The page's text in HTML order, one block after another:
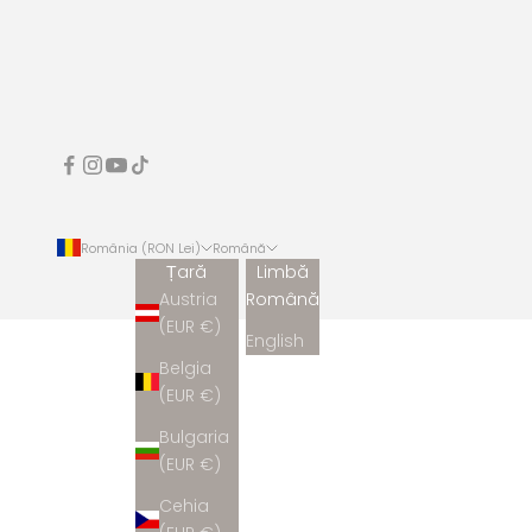
România (RON Lei)
Țară
Austria
(EUR €)
Belgia
(EUR €)
Bulgaria
(EUR €)
Cehia
Română
Limbă
Română
English